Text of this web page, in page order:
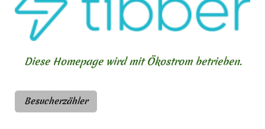
Diese Homepage wird mit Ökostrom betrieben.
Besucherzähler